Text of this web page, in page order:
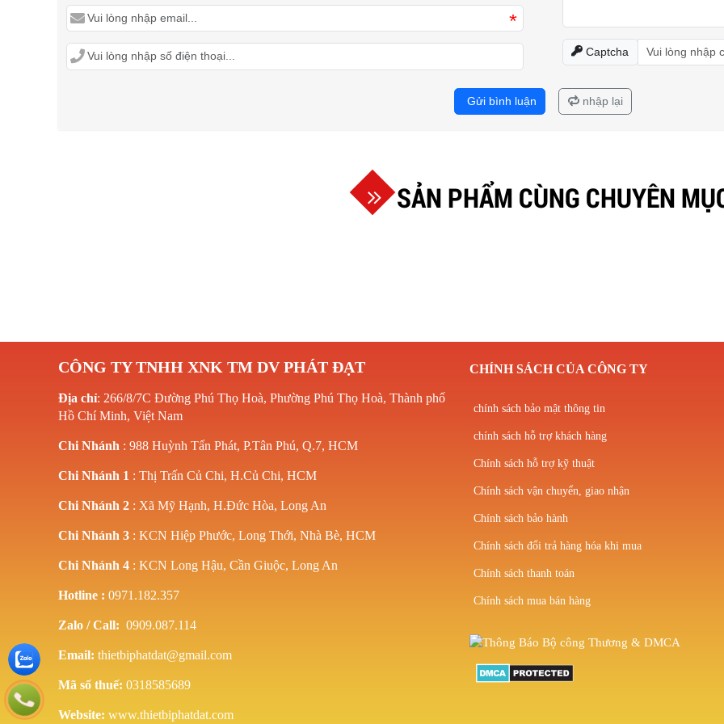
*
Captcha
Gửi bình luận nhập lại
SẢN PHẨM CÙNG CHUYÊN
CÔNG TY TNHH XNK TM DV PHÁT ĐẠT
Địa chỉ: 266/8/7C Đường Phú Thọ Hoà, Phường Phú Thọ Hoà, Thành phố
Hồ Chí Minh, Việt Nam
Chi Nhánh : 988 Huỳnh Tấn Phát, P.Tân Phú, Q.7, HCM
Chi Nhánh 1 : Thị Trấn Củ Chi, H.Củ Chi, HCM
Chi Nhánh 2 : Xã Mỹ Hạnh, H.Đức Hòa, Long An
Chi Nhánh 3 : KCN Hiệp Phước, Long Thới, Nhà Bè, HCM
Chi Nhánh 4 : KCN Long Hậu, Cần Giuộc, Long An
Hotline : 0971.182.357
Zalo / Call: 0909.087.114
Email: thietbiphatdat@gmail.com
Mã số thuế: 0318585689
Website: www.thietbiphatdat.com
CHÍNH SÁCH CỦA CÔNG TY
chính sách bảo mật thông tin
chính sách hỗ trợ khách hàng
Chính sách hỗ trợ kỹ thuật
Chính sách vận chuyển, giao nhận
Chính sách bảo hành
Chính sách đổi trả hàng hóa khi mua
Chính sách thanh toán
Chính sách mua bán hàng